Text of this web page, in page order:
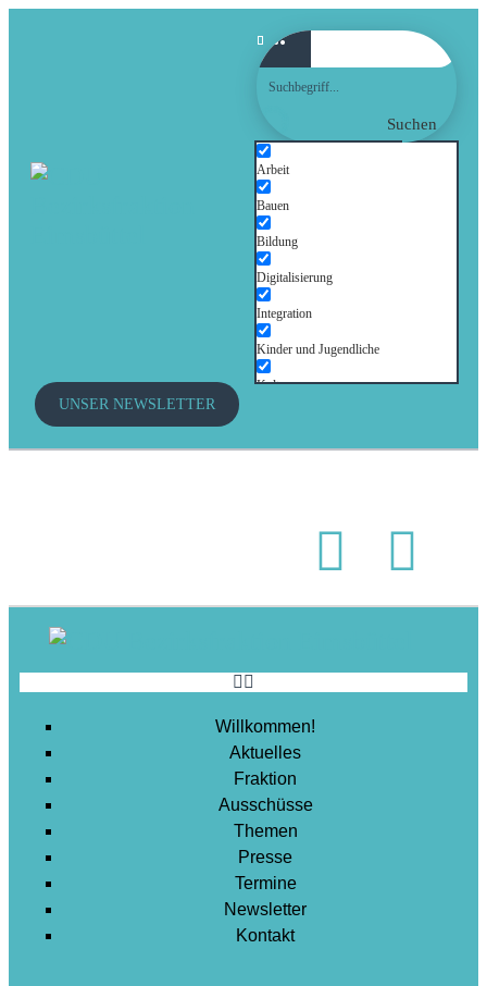
Suchen
Arbeit
Bauen
Bildung
Digitalisierung
Integration
Kinder und Jugendliche
Kultur
Stadtentwicklung
Wohnen
UNSER NEWSLETTER
Willkommen!
Aktuelles
Fraktion
Ausschüsse
Themen
Presse
Termine
Newsletter
Kontakt